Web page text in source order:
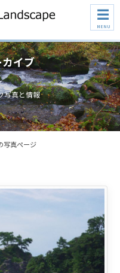
☰
MENU
イブ
写真と情報
写真ページ